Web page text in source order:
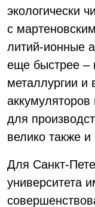
экологически
с
литий-ионные
еще быстрее –
металлургии и
аккумуляторов
для
велико также
Для Санкт-
университета